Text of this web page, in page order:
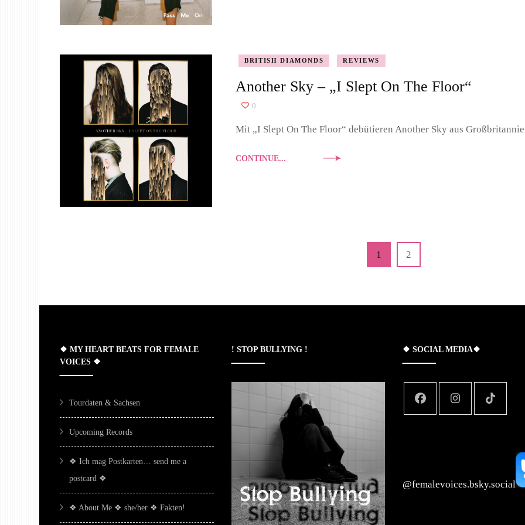
BRITISH DIAMONDS REVIEWS
Another Sky – „I Slept On The Floor“
0
Mit „I Slept On The Floor“ debütieren Another Sky aus
CONTINUE...
Page
1 Page
2
❖ MY HEART BEATS FOR FEMALE
VOICES ❖
Tourdaten & Sachsen
Upcoming Records
❖ Ich mag Postkarten… send me a
postcard ❖
❖ About Me ❖ she/her ❖ Fakten!
! STOP BULLYING ! ❖ SOCIAL MEDIA❖
‪@femalevoices.bsky.social‬